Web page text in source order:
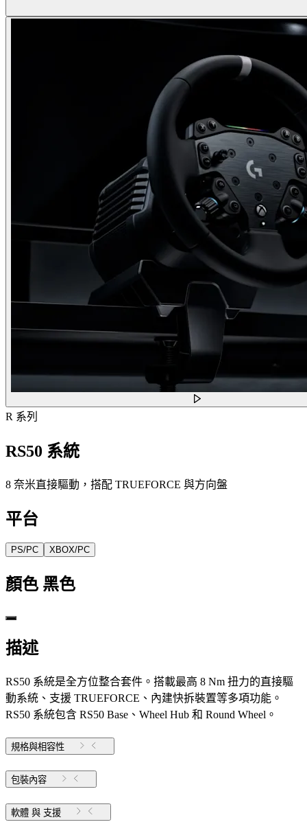
R 系列
RS50 系統
8 奈米直接驅動，搭配 TRUEFORCE 與方向盤
平台
PS/PC XBOX/PC
顏色 黑色
描述
RS50 系統是全方位整合套件。搭載最高 8 Nm 扭力的直接驅
動系統、支援 TRUEFORCE、內建快拆裝置等多項功能。
RS50 系統包含 RS50 Base、Wheel Hub 和 Round Wheel。
規格與相容性
包裝內容
軟體 與 支援